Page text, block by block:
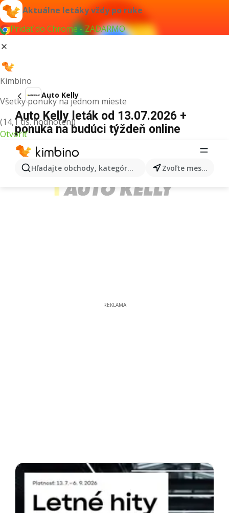
Aktuálne letáky vždy po ruke
Pridať do Chrome - ZADARMO
Kimbino
Všetky ponuky na jednom mieste
(14,1 tis. hodnotení)
Otvoriť
Hľadajte obchody, kategórie, produkty... Zvoľte mesto
Auto Kelly
Auto Kelly leták od 13.07.2026 +
ponuka na budúci týždeň online
REKLAMA